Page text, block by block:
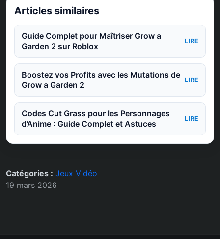
Articles similaires
Guide Complet pour Maîtriser Grow a
Garden 2 sur Roblox
LIRE
Boostez vos Profits avec les Mutations de
Grow a Garden 2
LIRE
Codes Cut Grass pour les Personnages
d’Anime : Guide Complet et Astuces
LIRE
Catégories : Jeux Vidéo
19 mars 2026